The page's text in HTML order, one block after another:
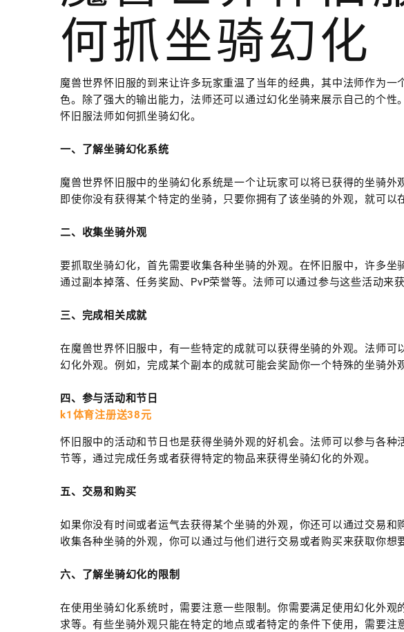
何抓坐骑幻化
魔兽世界怀旧服的到来让许多玩家重温了当年的经典，其中法师作为一
色。除了强大的输出能力，法师还可以通过幻化坐骑来展示自己的个性
怀旧服法师如何抓坐骑幻化。
一、了解坐骑幻化系统
魔兽世界怀旧服中的坐骑幻化系统是一个让玩家可以将已获得的坐骑外
即使你没有获得某个特定的坐骑，只要你拥有了该坐骑的外观，就可以
二、收集坐骑外观
要抓取坐骑幻化，首先需要收集各种坐骑的外观。在怀旧服中，许多坐
通过副本掉落、任务奖励、PvP荣誉等。法师可以通过参与这些活动来
三、完成相关成就
在魔兽世界怀旧服中，有一些特定的成就可以获得坐骑的外观。法师可
幻化外观。例如，完成某个副本的成就可能会奖励你一个特殊的坐骑外
四、参与活动和节日
k1体育注册送38元
怀旧服中的活动和节日也是获得坐骑外观的好机会。法师可以参与各种
节等，通过完成任务或者获得特定的物品来获得坐骑幻化的外观。
五、交易和购买
如果你没有时间或者运气去获得某个坐骑的外观，你还可以通过交易和
收集各种坐骑的外观，你可以通过与他们进行交易或者购买来获取你想
六、了解坐骑幻化的限制
在使用坐骑幻化系统时，需要注意一些限制。你需要满足使用幻化外观
求等。有些坐骑外观只能在特定的地点或者特定的条件下使用，需要注